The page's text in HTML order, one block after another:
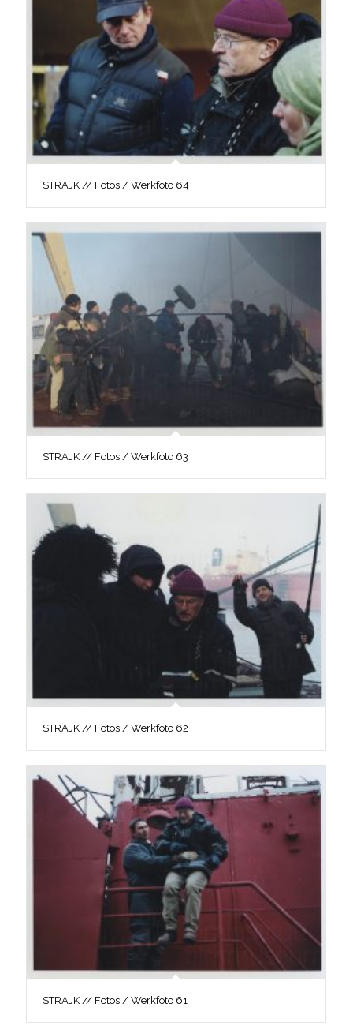
STRAJK // Fotos / Werkfoto 64
STRAJK // Fotos / Werkfoto 63
STRAJK // Fotos / Werkfoto 62
STRAJK // Fotos / Werkfoto 61